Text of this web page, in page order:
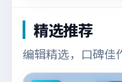
精选推荐
编辑精选，口碑佳